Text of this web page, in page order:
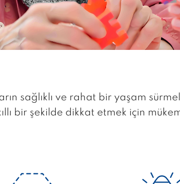
sağlıklı ve rahat bir yaşam
bir şekilde dikkat etmek için